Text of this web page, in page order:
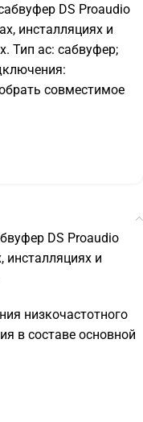
DS Proaudio
инсталляциях и
Тип ас: сабвуфер;
совместимое
DS Proaudio
инсталляциях и
низкочастотного
в составе основной